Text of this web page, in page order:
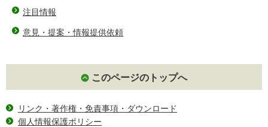
注目情報
意見・提案・情報提供依頼
このページのトップへ
リンク・著作権・免責事項・ダウンロード
個人情報保護ポリシー